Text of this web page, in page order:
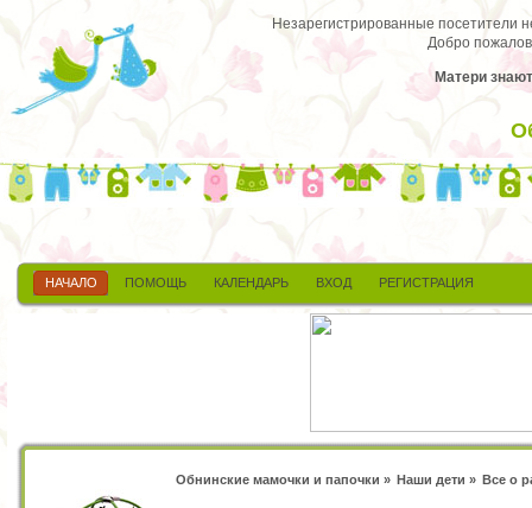
Незарегистрированные посетители
Добро
Матери
НАЧАЛО ПОМОЩЬ КАЛЕНДАРЬ ВХОД РЕГИСТРАЦИЯ
Обнинские мамочки и папочки » Наши дети » Все о